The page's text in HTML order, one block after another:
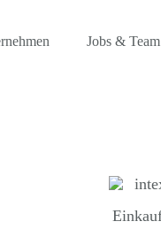
Jobs & Team